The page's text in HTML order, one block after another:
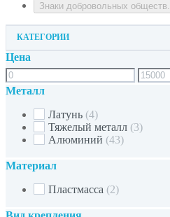
Знаки добровольных обществ.
КАТЕГОРИИ
Цена
Металл
Латунь (4)
Тяжелый металл (3)
Алюминий (43)
Материал
Пластмасса (2)